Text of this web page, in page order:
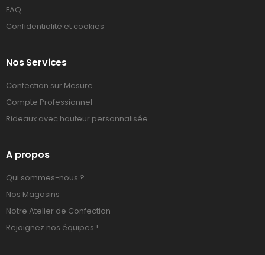
FAQ
Confidentialité et cookies
Nos Services
Confection sur Mesure
Compte Professionnel
Rideaux avec hauteur personnalisée
A propos
Qui sommes-nous ?
Nos Magasins
Notre Atelier de Confection
Rejoignez nos équipes !